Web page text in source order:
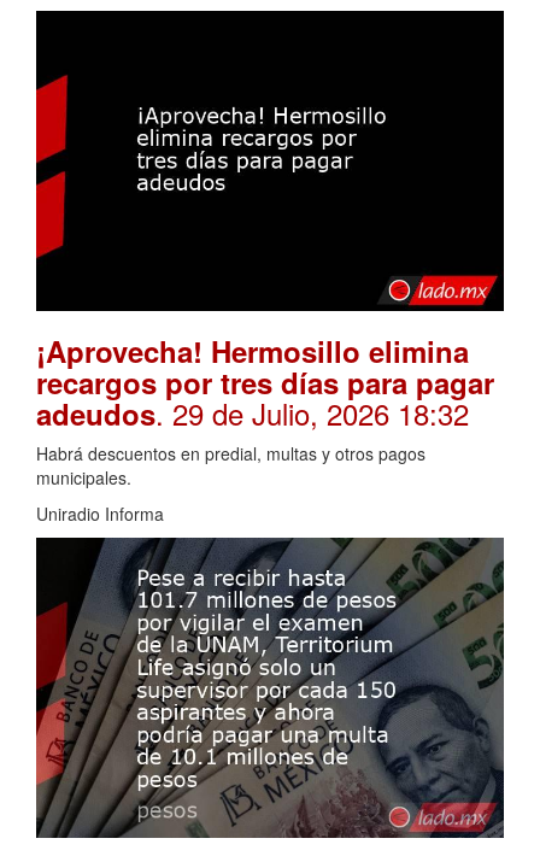
¡Aprovecha! Hermosillo elimina
recargos por tres días para pagar
adeudos. 29 de Julio, 2026 18:32
Habrá descuentos en predial, multas y otros pagos
municipales.
Uniradio Informa